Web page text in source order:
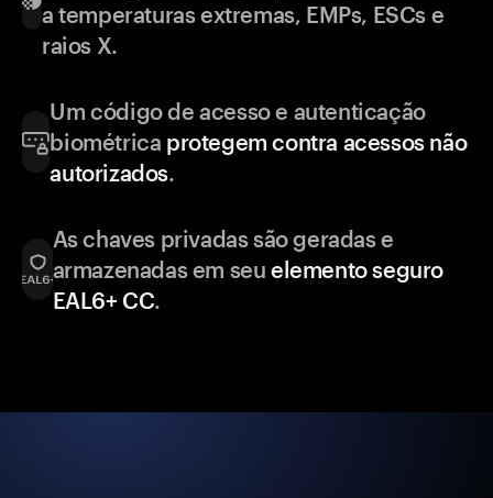
a temperaturas extremas, EMPs, ESCs e
raios X.
Um código de acesso e autenticação
biométrica protegem contra acessos não
autorizados.
As chaves privadas são geradas e
armazenadas em seu elemento seguro
EAL6+ CC.